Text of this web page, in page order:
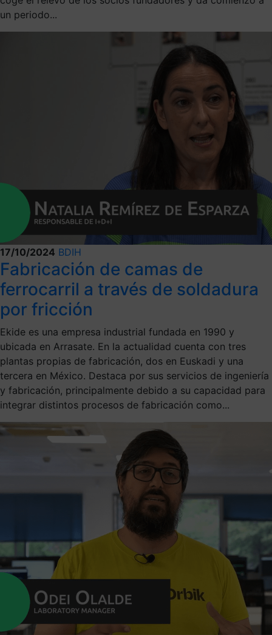
un periodo...
17/10/2024 BDIH
Fabricación de camas de
ferrocarril a través de soldadura
por fricción
Ekide es una empresa industrial fundada en 1990 y
ubicada en Arrasate. En la actualidad cuenta con tres
plantas propias de fabricación, dos en Euskadi y una
tercera en México. Destaca por sus servicios de ingeniería
y fabricación, principalmente debido a su capacidad para
integrar distintos procesos de fabricación como...